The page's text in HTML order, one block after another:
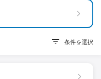
条件を選択